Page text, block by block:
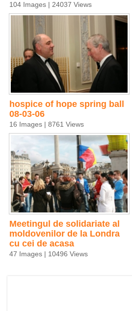
104 Images | 24037 Views
hospice of hope spring ball
08-03-06
16 Images | 8761 Views
Meetingul de solidariate al
moldovenilor de la Londra
cu cei de acasa
47 Images | 10496 Views